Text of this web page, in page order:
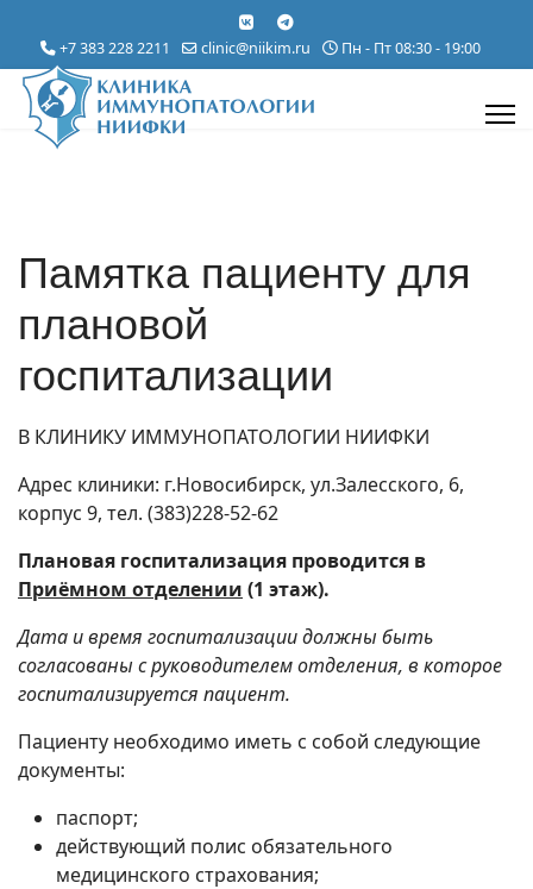
+7 383 228 2211 clinic@niikim.ru Пн - Пт 08:30 - 19:00
Памятка пациенту для
плановой
госпитализации
В КЛИНИКУ ИММУНОПАТОЛОГИИ НИИФКИ
Адрес клиники: г.Новосибирск, ул.Залесского, 6,
корпус 9, тел. (383)228-52-62
Плановая госпитализация проводится в
Приёмном отделении (1 этаж).
Дата и время госпитализации должны быть
согласованы с руководителем отделения, в которое
госпитализируется пациент.
Пациенту необходимо иметь с собой следующие
документы:
паспорт;
действующий полис обязательного
медицинского страхования;